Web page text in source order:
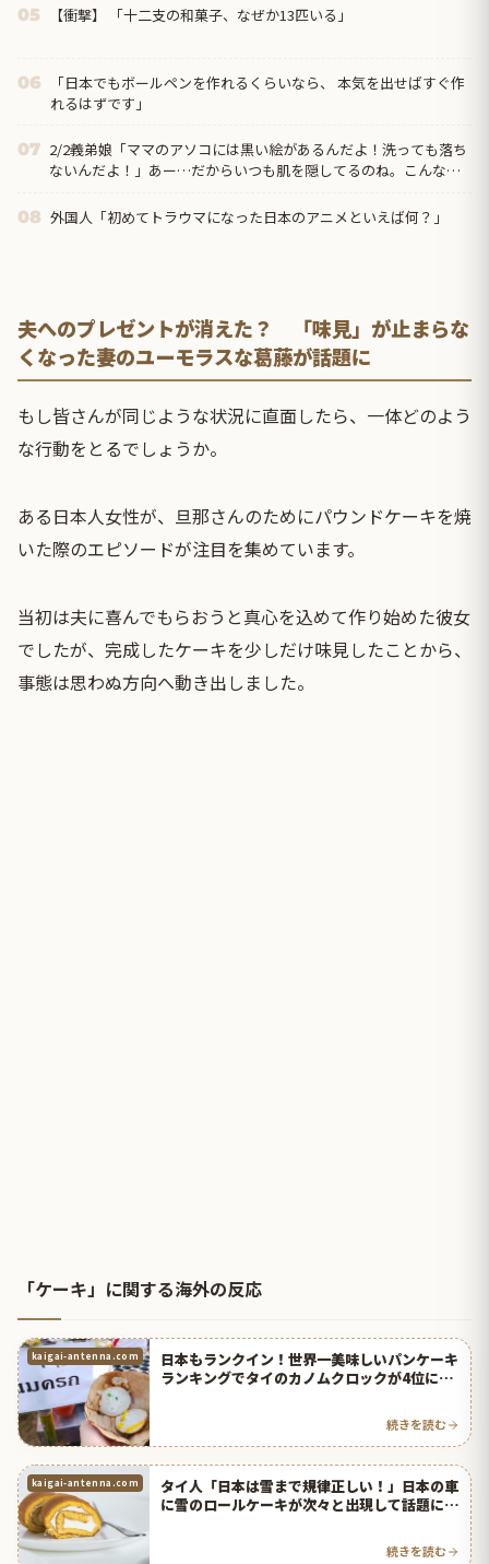
05 【衝撃】 「十二支の和菓子、なぜか13匹いる」
06
「日本でもボールペンを作れるくらいなら、 本気を出せばすぐ作
れるはずです」
07 2/2義弟娘「ママのアソコには黒い絵があるんだよ！洗っても落ち
ないんだよ！」あー…だからいつも肌を隠してるのね。こんな田
08 外国人「初めてトラウマになった日本のアニメといえば何？」
夫へのプレゼントが消えた？ 「味見」が止まらな
くなった妻のユーモラスな葛藤が話題に
もし皆さんが同じような状況に直面したら、一体どのよう
な行動をとるでしょうか。
ある日本人女性が、旦那さんのためにパウンドケーキを焼
いた際のエピソードが注目を集めています。
当初は夫に喜んでもらおうと真心を込めて作り始めた彼女
でしたが、完成したケーキを少しだけ味見したことから、
事態は思わぬ方向へ動き出しました。
「ケーキ」に関する海外の反応
kaigai-antenna.com
日本もランクイン！世界一美味しいパンケーキ
ランキングでタイのカノムクロックが4位に！
続きを読む
kaigai-antenna.com
タイ人「日本は雪まで規律正しい！」日本の車
に雪のロールケーキが次々と出現して話題に
続きを読む